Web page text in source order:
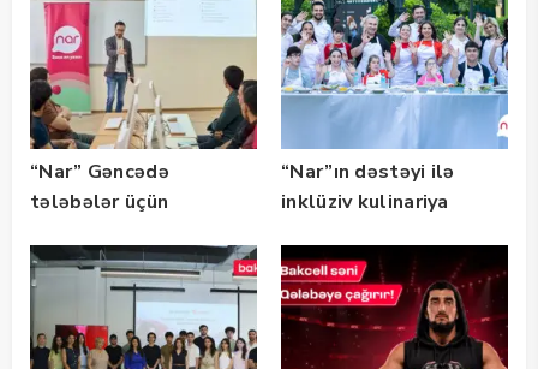
qalibləri ilə görüş
keçirib
“Nar” Gəncədə
tələbələr üçün
təlimləri təşkil edib
“Nar”ın dəstəyi ilə
inklüziv kulinariya
keçirilib — Fotolar